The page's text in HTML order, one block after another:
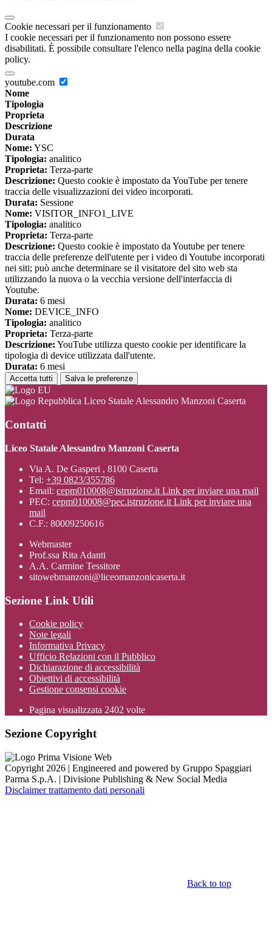
Cookie necessari per il funzionamento
I cookie necessari per il funzionamento non possono essere
disabilitati. È possibile consultare l'elenco nella pagina della cookie
policy.
youtube.com
Nome
Tipologia
Proprieta
Descrizione
Durata
Nome: YSC
Tipologia: analitico
Proprieta: Terza-parte
Descrizione: Questo cookie è impostato da YouTube per tenere
traccia delle visualizzazioni dei video incorporati.
Durata: Sessione
Nome: VISITOR_INFO1_LIVE
Tipologia: analitico
Proprieta: Terza-parte
Descrizione: Questo cookie è impostato da Youtube per tenere
traccia delle preferenze dell'utente per i video di Youtube incorporati
nei siti; può anche determinare se il visitatore del sito web sta
utilizzando la nuova o la vecchia versione dell'interfaccia di
Youtube.
Durata: 6 mesi
Nome: DEVICE_INFO
Tipologia: analitico
Proprieta: Terza-parte
Descrizione: YouTube utilizza questo cookie per identificare la
tipologia di device utilizzata dall'utente.
Durata: 6 mesi
Accetta tutti Salva le preferenze
Liceo Statale Alessandro Manzoni Caserta
Contatti
Liceo Statale Alessandro Manzoni Caserta
Via A. De Gasperi , 8100 Caserta
Tel: +39 0823/355786
Email: cepm010008@istruzione.it Link per inviare una mail
PEC: cepm010008@pec.istruzione.it Link per inviare una
mail
C.F.: 80009250616
Webmaster
Prof.ssa Rita Adanti
A.A. Carmine Tessitore
sitowebmanzoni@liceomanzonicaserta.it
Sezione Link Utili
Cookie policy
Note legali
Informativa Privacy
Ufficio Relazioni con il Pubblico
Dichiarazione di accessibilità
Obiettivi di accessibilità
Gestione consensi cookie
Pagina visualizzata 2402 volte
Sezione Copyright
Copyright 2026 | Engineered and powered by Gruppo Spaggiari
Parma S.p.A. | Divisione Publishing & New Social Media
Disclaimer trattamento dati personali
Back to top